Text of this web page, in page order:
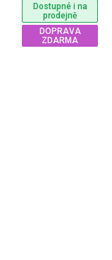
Dostupné i na
prodejně
DOPRAVA
ZDARMA